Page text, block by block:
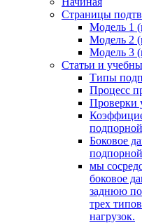
Страницы
Модель 1
Модель 2
Модель 3
Статьи и
Типы
Процесс
Проверки
Боковое
мы
боковое
заднюю
трех
нагрузок.